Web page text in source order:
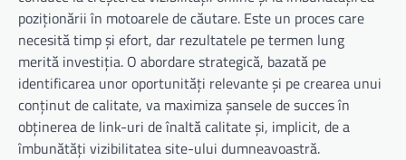
poziționării în motoarele de căutare. Este un proces care
necesită timp și efort, dar rezultatele pe termen lung
merită investiția. O abordare strategică, bazată pe
identificarea unor oportunități relevante și pe crearea unui
conținut de calitate, va maximiza șansele de succes în
obținerea de link-uri de înaltă calitate și, implicit, de a
îmbunătăți vizibilitatea site-ului dumneavoastră.